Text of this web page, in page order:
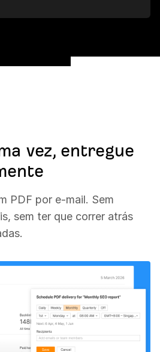
vez, entregue
PDF por e-mail. Sem
sem ter que correr atrás